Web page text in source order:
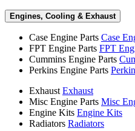
Engines, Cooling & Exhaust
Case Engine Parts Case
FPT Engine Parts FPT
Cummins Engine Parts
Perkins Engine Parts
Exhaust Exhaust
Misc Engine Parts Misc
Engine Kits Engine Kits
Radiators Radiators